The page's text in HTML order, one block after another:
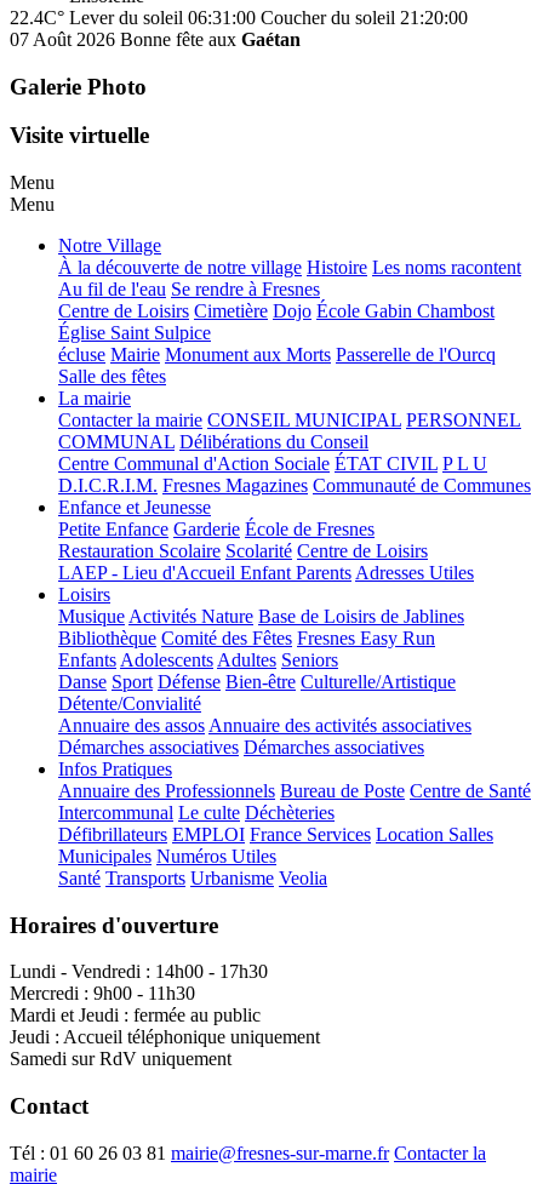
22.4C° Lever du soleil 06:31:00 Coucher du soleil 21:20:00
07 Août 2026 Bonne fête aux Gaétan
Galerie Photo
Visite virtuelle
Menu
Menu
Notre Village
À la découverte de notre village Histoire Les noms racontent
Au fil de l'eau Se rendre à Fresnes
Centre de Loisirs Cimetière Dojo École Gabin Chambost
Église Saint Sulpice
écluse Mairie Monument aux Morts Passerelle de l'Ourcq
Salle des fêtes
La mairie
Contacter la mairie CONSEIL MUNICIPAL PERSONNEL
COMMUNAL Délibérations du Conseil
Centre Communal d'Action Sociale ÉTAT CIVIL P L U
D.I.C.R.I.M. Fresnes Magazines Communauté de Communes
Enfance et Jeunesse
Petite Enfance Garderie École de Fresnes
Restauration Scolaire Scolarité Centre de Loisirs
LAEP - Lieu d'Accueil Enfant Parents Adresses Utiles
Loisirs
Musique Activités Nature Base de Loisirs de Jablines
Bibliothèque Comité des Fêtes Fresnes Easy Run
Enfants Adolescents Adultes Seniors
Danse Sport Défense Bien-être Culturelle/Artistique
Détente/Convialité
Annuaire des assos Annuaire des activités associatives
Démarches associatives Démarches associatives
Infos Pratiques
Annuaire des Professionnels Bureau de Poste Centre de Santé
Intercommunal Le culte Déchèteries
Défibrillateurs EMPLOI France Services Location Salles
Municipales Numéros Utiles
Santé Transports Urbanisme Veolia
Horaires d'ouverture
Lundi - Vendredi : 14h00 - 17h30
Mercredi : 9h00 - 11h30
Mardi et Jeudi : fermée au public
Jeudi : Accueil téléphonique uniquement
Samedi sur RdV uniquement
Contact
Tél : 01 60 26 03 81 mairie@fresnes-sur-marne.fr Contacter la
mairie